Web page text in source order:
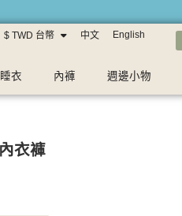
$ TWD 台幣 中文 English
睡衣 內褲 週邊小物
衣褲